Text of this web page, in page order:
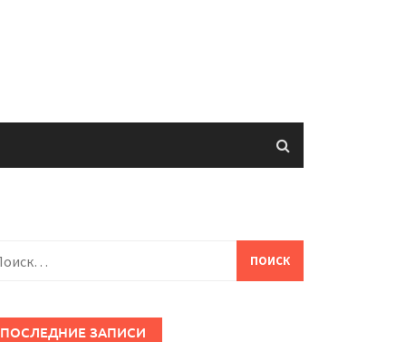
ПОСЛЕДНИЕ ЗАПИСИ